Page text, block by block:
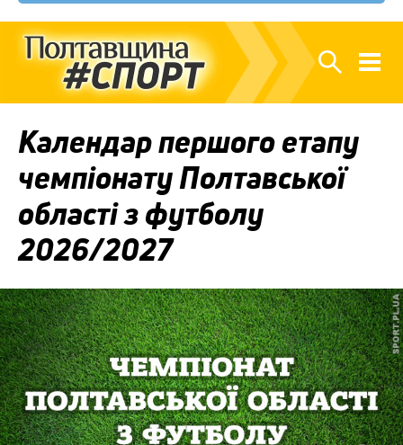
Календар першого етапу
чемпіонату Полтавської
області з футболу
2026/2027